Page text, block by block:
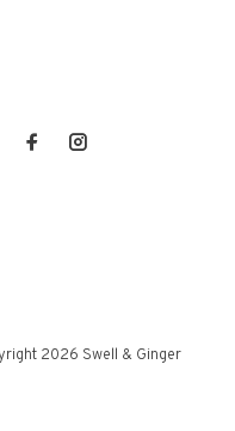
2026 Swell & Ginger